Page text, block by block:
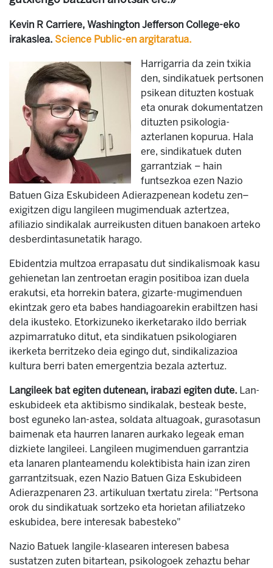
Kevin R Carriere, Washington Jefferson College-eko
irakaslea. Science Public-en argitaratua.
Harrigarria da zein txikia
den, sindikatuek pertsonen
psikean dituzten kostuak
eta onurak dokumentatzen
dituzten psikologia-
azterlanen kopurua. Hala
ere, sindikatuek duten
garrantziak – hain
funtsezkoa ezen Nazio
Batuen Giza Eskubideen Adierazpenean kodetu zen–
exigitzen digu langileen mugimenduak aztertzea,
afiliazio sindikalak aurreikusten dituen banakoen arteko
desberdintasunetatik harago.
Ebidentzia multzoa errapasatu dut sindikalismoak kasu
gehienetan lan zentroetan eragin positiboa izan duela
erakutsi, eta horrekin batera, gizarte-mugimenduen
ekintzak gero eta babes handiagoarekin erabiltzen hasi
dela ikusteko. Etorkizuneko ikerketarako ildo berriak
azpimarratuko ditut, eta sindikatuen psikologiaren
ikerketa berritzeko deia egingo dut, sindikalizazioa
kultura berri baten emergentzia bezala aztertuz.
Langileek bat egiten dutenean, irabazi egiten dute. Lan-
eskubideek eta aktibismo sindikalak, besteak beste,
bost eguneko lan-astea, soldata altuagoak, gurasotasun
baimenak eta haurren lanaren aurkako legeak eman
dizkiete langileei. Langileen mugimenduen garrantzia
eta lanaren planteamendu kolektibista hain izan ziren
garrantzitsuak, ezen Nazio Batuen Giza Eskubideen
Adierazpenaren 23. artikuluan txertatu zirela: "Pertsona
orok du sindikatuak sortzeko eta horietan afiliatzeko
eskubidea, bere interesak babesteko"
Nazio Batuek langile-klasearen interesen babesa
sustatzen zuten bitartean, psikologoek zehaztu behar